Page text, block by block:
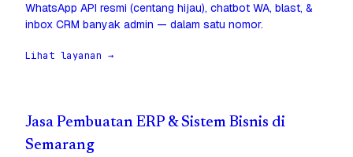
WhatsApp API resmi (centang hijau), chatbot WA, blast, &
inbox CRM banyak admin — dalam satu nomor.
Lihat layanan →
Jasa Pembuatan ERP & Sistem Bisnis di
Semarang